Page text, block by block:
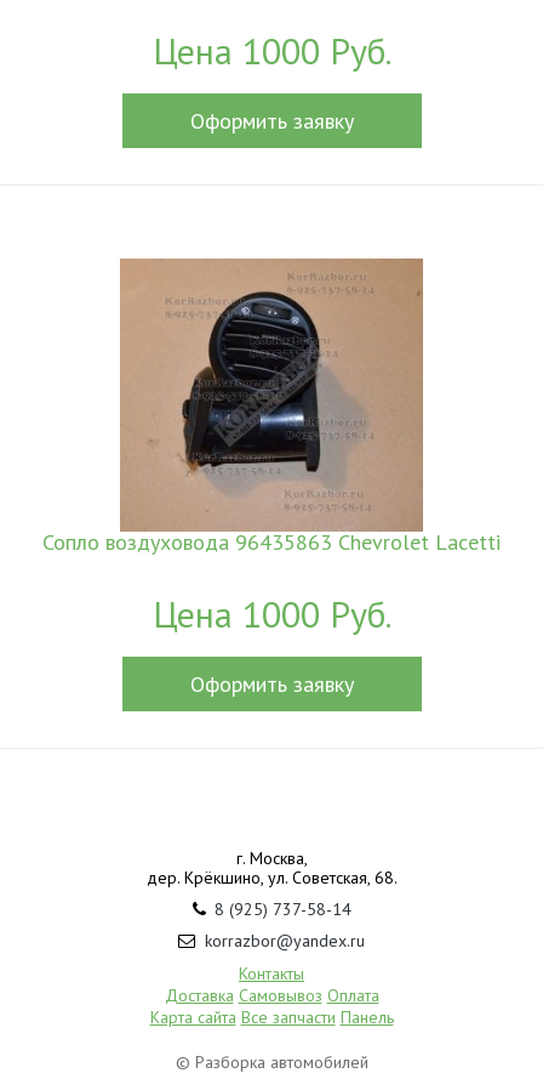
Цена 1000 Руб.
Оформить заявку
Сопло воздуховода 96435863 Chevrolet Lacetti
Цена 1000 Руб.
Оформить заявку
г. Москва,
дер. Крёкшино, ул. Советская, 68.
8 (925) 737-58-14
korrazbor@yandex.ru
Контакты
Доставка Самовывоз Оплата
Карта сайта Все запчасти Панель
© Разборка автомобилей